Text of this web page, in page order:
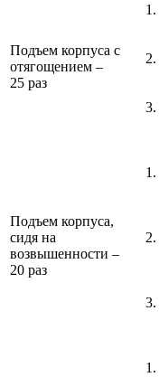
Подъем корпуса с
отягощением –
25 раз
Подъем корпуса,
сидя на
возвышенности –
20 раз